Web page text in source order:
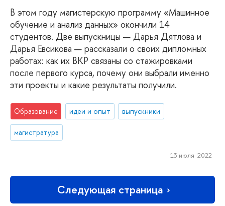
В этом году магистерскую программу «Машинное
обучение и анализ данных» окончили 14
студентов. Две выпускницы — Дарья Дятлова и
Дарья Евсикова — рассказали о своих дипломных
работах: как их ВКР связаны со стажировками
после первого курса, почему они выбрали именно
эти проекты и какие результаты получили.
Образование идеи и опыт выпускники
магистратура
13 июля 2022
Следующая страница